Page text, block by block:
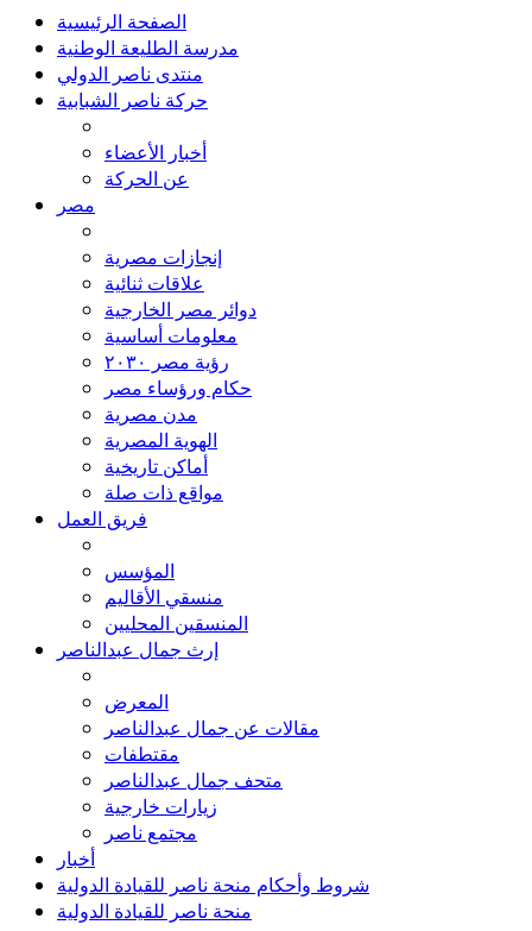
الصفحة الرئيسية
مدرسة الطليعة الوطنية
منتدى ناصر الدولي
حركة ناصر الشبابية
أخبار الأعضاء
عن الحركة
مصر
إنجازات مصرية
علاقات ثنائية
دوائر مصر الخارجية
معلومات أساسية
رؤية مصر ٢٠٣٠
حكام ورؤساء مصر
مدن مصرية
الهوية المصرية
أماكن تاريخية
مواقع ذات صلة
فريق العمل
المؤسس
منسقي الأقاليم
المنسقين المحليين
إرث جمال عبدالناصر
المعرض
مقالات عن جمال عبدالناصر
مقتطفات
متحف جمال عبدالناصر
زيارات خارجية
مجتمع ناصر
أخبار
شروط وأحكام منحة ناصر للقيادة الدولية
منحة ناصر للقيادة الدولية